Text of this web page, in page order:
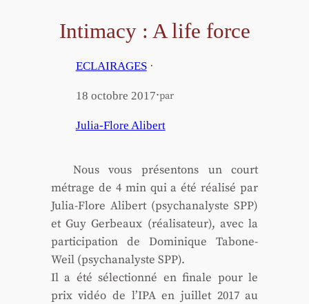
Intimacy : A life force
ECLAIRAGES·
18 octobre 2017·par
Julia-Flore Alibert
Nous vous pré­sen­tons un court
métrage de 4 min qui a été réa­li­sé par
Julia-Flore Ali­bert (psy­cha­na­lyste SPP)
et Guy Ger­beaux (réa­li­sa­teur), avec la
par­ti­ci­pa­tion de Domi­nique Tabone-
Weil (psy­cha­na­lyste SPP).
Il a été sélec­tion­né en finale pour le
prix vidéo de l’IPA en juillet 2017 au